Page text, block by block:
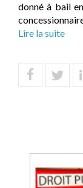
donné à bail
Lire la suite